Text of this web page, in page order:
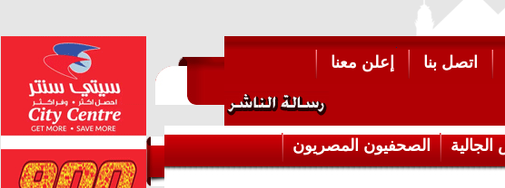
اتصل بنا إعلن معنا
الصحفيون المصريون